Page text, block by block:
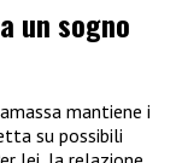
un sogno
mantiene i
su possibili